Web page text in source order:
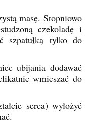
masę. Stopniowo
czekoladę i
szpatułką tylko do
ubijania dodawać
wmieszać do
serca) wyłożyć